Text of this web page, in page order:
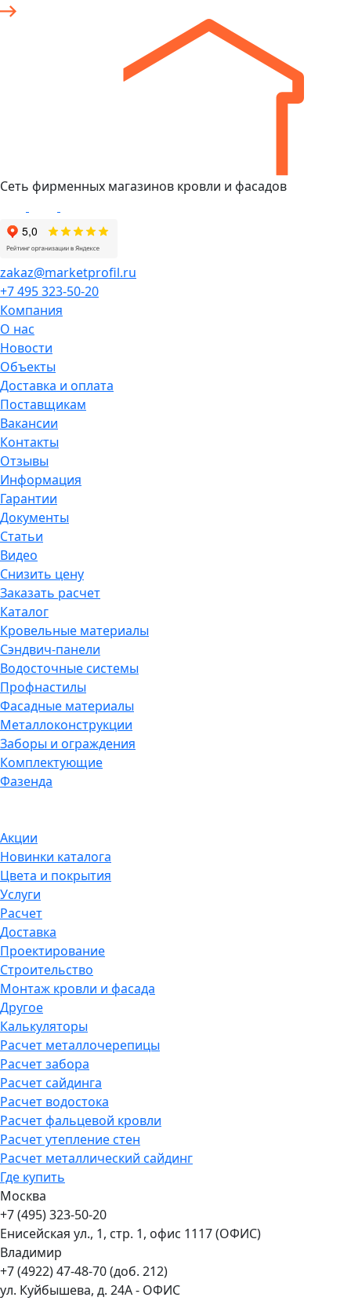
Сеть фирменных магазинов кровли и фасадов
zakaz@marketprofil.ru
+7 495 323-50-20
Компания
О нас
Новости
Объекты
Доставка и оплата
Поставщикам
Вакансии
Контакты
Отзывы
Информация
Гарантии
Документы
Статьи
Видео
Снизить цену
Заказать расчет
Каталог
Кровельные материалы
Сэндвич-панели
Водосточные системы
Профнастилы
Фасадные материалы
Металлоконструкции
Заборы и ограждения
Комплектующие
Фазенда
Акции
Новинки каталога
Цвета и покрытия
Услуги
Расчет
Доставка
Проектирование
Строительство
Монтаж кровли и фасада
Другое
Калькуляторы
Расчет металлочерепицы
Расчет забора
Расчет сайдинга
Расчет водостока
Расчет фальцевой кровли
Расчет утепление стен
Расчет металлический сайдинг
Где купить
Москва
+7 (495) 323-50-20
Енисейская ул., 1, стр. 1, офис 1117 (ОФИС)
Владимир
+7 (4922) 47-48-70 (доб. 212)
ул. Куйбышева, д. 24А - ОФИС